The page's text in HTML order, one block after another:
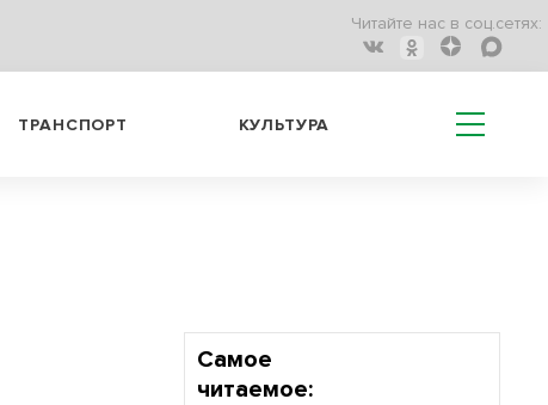
Читайте нас в соц.сетях:
ТРАНСПОРТ КУЛЬТУРА
Самое
читаемое: